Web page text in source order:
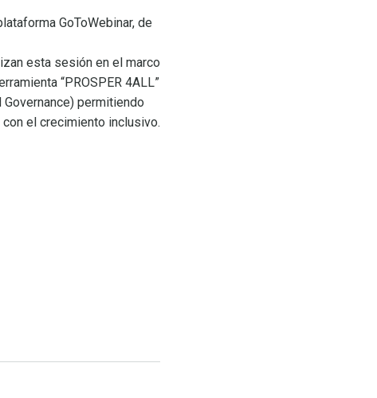
GoToWebinar, de
esta sesión en el marco
“PROSPER 4ALL”
permitiendo
el crecimiento inclusivo.